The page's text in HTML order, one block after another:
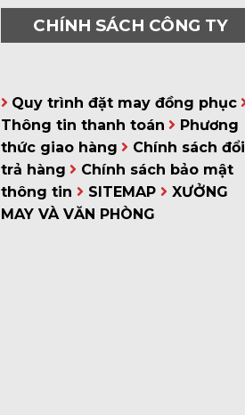
CHÍNH SÁCH CÔNG TY
Quy trình đặt may đồng phục
Thông tin thanh toán
Phương
thức giao hàng
Chính sách đổi
trả hàng
Chính sách bảo mật
thông tin
SITEMAP
XƯỞNG
MAY VÀ VĂN PHÒNG